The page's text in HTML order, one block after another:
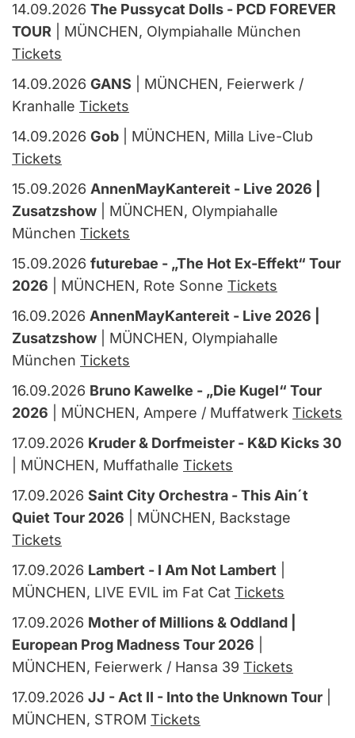
14.09.2026 The Pussycat Dolls - PCD FOREVER
TOUR | MÜNCHEN, Olympiahalle München
Tickets
14.09.2026 GANS | MÜNCHEN, Feierwerk /
Kranhalle Tickets
14.09.2026 Gob | MÜNCHEN, Milla Live-Club
Tickets
15.09.2026 AnnenMayKantereit - Live 2026 |
Zusatzshow | MÜNCHEN, Olympiahalle
München Tickets
15.09.2026 futurebae - „The Hot Ex-Effekt“ Tour
2026 | MÜNCHEN, Rote Sonne Tickets
16.09.2026 AnnenMayKantereit - Live 2026 |
Zusatzshow | MÜNCHEN, Olympiahalle
München Tickets
16.09.2026 Bruno Kawelke - „Die Kugel“ Tour
2026 | MÜNCHEN, Ampere / Muffatwerk Tickets
17.09.2026 Kruder & Dorfmeister - K&D Kicks 30
| MÜNCHEN, Muffathalle Tickets
17.09.2026 Saint City Orchestra - This Ain´t
Quiet Tour 2026 | MÜNCHEN, Backstage
Tickets
17.09.2026 Lambert - I Am Not Lambert
MÜNCHEN, LIVE EVIL im Fat Cat Tickets
17.09.2026 Mother of Millions & Oddland |
European Prog Madness Tour 2026
MÜNCHEN, Feierwerk / Hansa 39 Tickets
17.09.2026 JJ - Act II - Into the Unknown Tour
MÜNCHEN, STROM Tickets